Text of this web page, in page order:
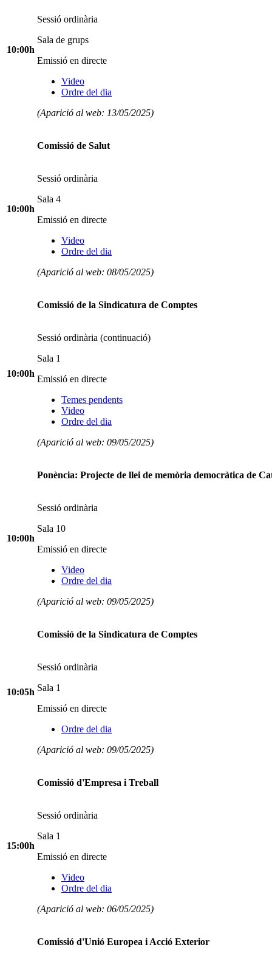
10:00h
Sessió ordinària
Sala de grups
Emissió en directe
Video
Ordre del dia
(Aparició al web: 13/05/2025)
10:00h
Comissió de Salut
Sessió ordinària
Sala 4
Emissió en directe
Video
Ordre del dia
(Aparició al web: 08/05/2025)
10:00h
Comissió de la Sindicatura de Comptes
Sessió ordinària (continuació)
Sala 1
Emissió en directe
Temes pendents
Video
Ordre del dia
(Aparició al web: 09/05/2025)
10:00h
Ponència: Projecte de llei de memòria democràtica de
Sessió ordinària
Sala 10
Emissió en directe
Video
Ordre del dia
(Aparició al web: 09/05/2025)
10:05h
Comissió de la Sindicatura de Comptes
Sessió ordinària
Sala 1
Emissió en directe
Ordre del dia
(Aparició al web: 09/05/2025)
15:00h
Comissió d'Empresa i Treball
Sessió ordinària
Sala 1
Emissió en directe
Video
Ordre del dia
(Aparició al web: 06/05/2025)
Comissió d'Unió Europea i Acció Exterior